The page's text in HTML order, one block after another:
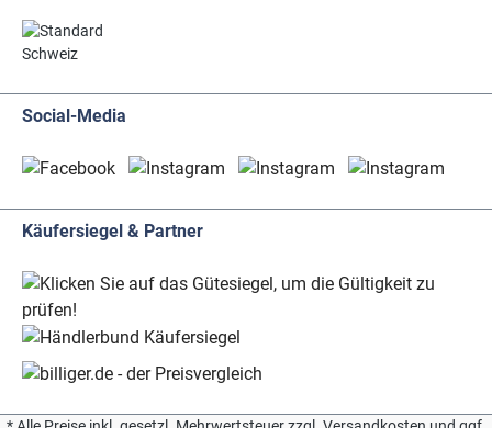
Social-Media
Käufersiegel & Partner